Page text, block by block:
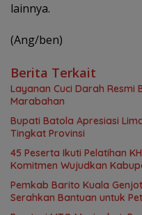
lainnya.
(Ang/ben)
Berita Terkait
Layanan Cuci Darah Resmi
Marabahan
Bupati Batola Apresiasi
Tingkat Provinsi
45 Peserta Ikuti Pelatihan
Komitmen Wujudkan
Pemkab Barito Kuala
Serahkan Bantuan untuk